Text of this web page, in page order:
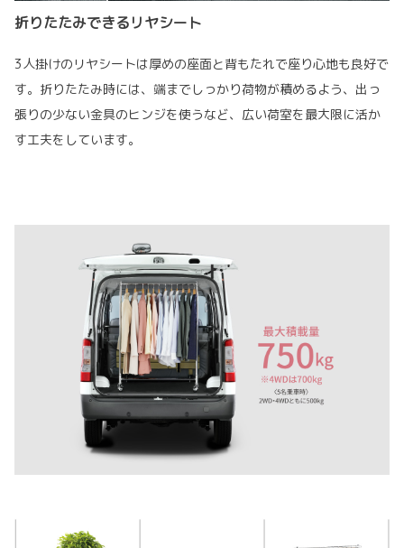
折りたたみできるリヤシート
3人掛けのリヤシートは厚めの座面と背もたれで座り心地も良好で
す。折りたたみ時には、端までしっかり荷物が積めるよう、出っ
張りの少ない金具のヒンジを使うなど、広い荷室を最大限に活か
す工夫をしています。